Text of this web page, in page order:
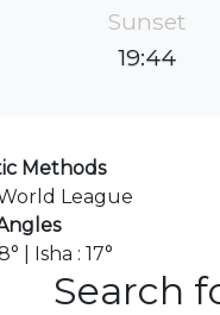
Sunset
19:44
Methods
League
| Isha : 17°
Search